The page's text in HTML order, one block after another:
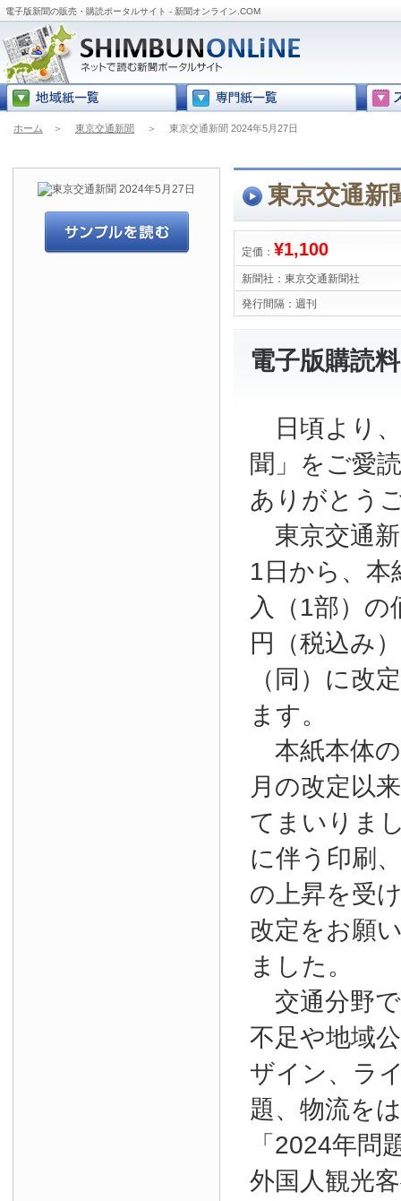
電子版新聞の販売・購読ポータルサイト - 新聞オンライン.COM
ホーム ＞ 東京交通新聞 ＞ 東京交通新聞 2024年5月27日
東京交通新
定価： ¥1,100
新聞社： 東京交通新聞社
発行間隔： 週刊
電子版購読
日頃より
聞」をご愛
ありがとう
東京交通
1日から、本
入（1部）
円（税込み
（同）に改
ます。
本紙本体
月の改定以
てまいりま
に伴う印刷
の上昇を受
改定をお願
ました。
交通分野
不足や地域
ザイン、ラ
題、物流を
「2024年問
外国人観光